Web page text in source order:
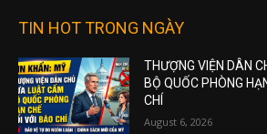
TIN HOT TRONG NGÀY
THƯỢNG VIỆN DÂN
BỘ QUỐC PHÒNG
CHÍ
August 6, 2026